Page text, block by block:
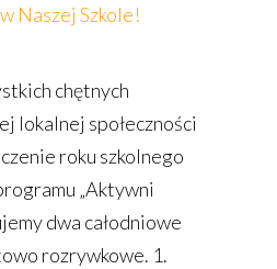
Naszej Szkole!
chętnych
lokalnej społeczności
roku szkolnego
„Aktywni
dwa całodniowe
rozrywkowe. 1.